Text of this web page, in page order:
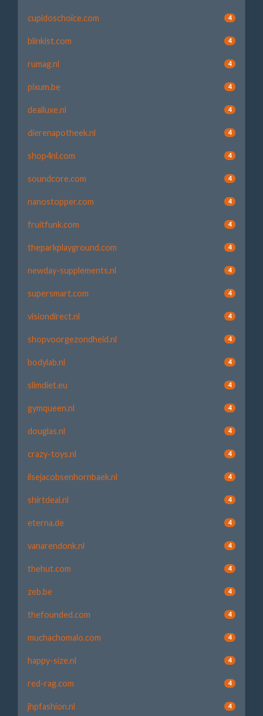
cupidoschoice.com 4
blinkist.com 4
rumag.nl 4
pixum.be 4
dealluxe.nl 4
dierenapotheek.nl 4
shop4nl.com 4
soundcore.com 4
nanostopper.com 4
fruitfunk.com 4
theparkplayground.com 4
newday-supplements.nl 4
supersmart.com 4
visiondirect.nl 4
shopvoorgezondheid.nl 4
bodylab.nl 4
slimdiet.eu 4
gymqueen.nl 4
douglas.nl 4
crazy-toys.nl 4
ilsejacobsenhornbaek.nl 4
shirtdeal.nl 4
eterna.de 4
vanarendonk.nl 4
thehut.com 4
zeb.be 4
thefounded.com 4
muchachomalo.com 4
happy-size.nl 4
red-rag.com 4
jhpfashion.nl 4